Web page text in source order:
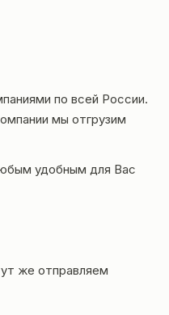
по всей России.
мы отгрузим
удобным для Вас
же отправляем